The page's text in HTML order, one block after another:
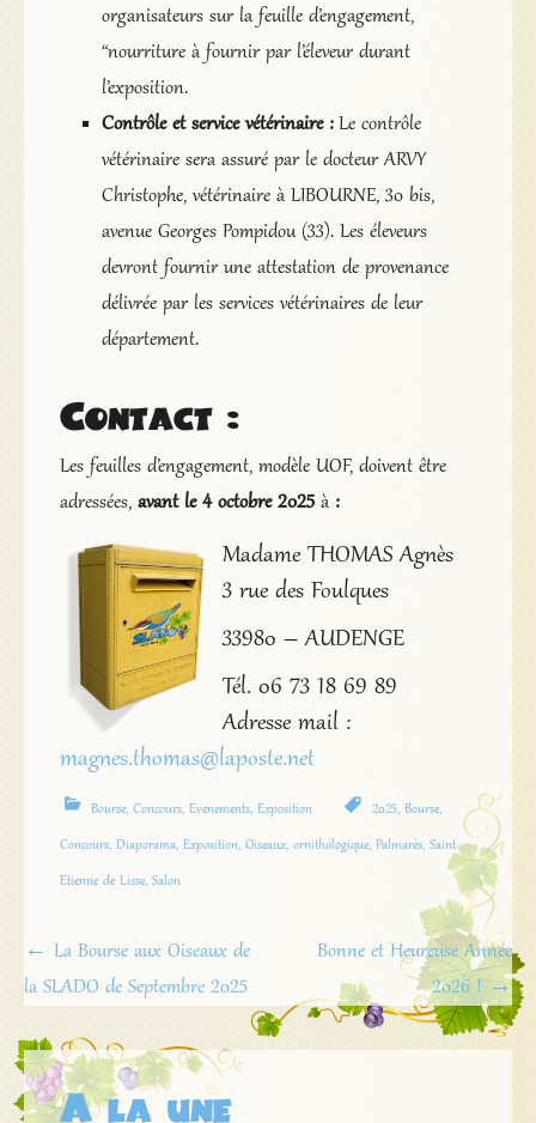
organisateurs sur la feuille d’engagement,
“nourriture à fournir par l’éleveur durant
l’exposition.
Contrôle et service vétérinaire :Le contrôle
vétérinaire sera assuré par le docteur ARVY
Christophe, vétérinaire à LIBOURNE, 30 bis,
avenue Georges Pompidou (33). Les éleveurs
devront fournir une attestation de provenance
délivrée par les services vétérinaires de leur
département.
Contact :
Les feuilles d’engagement, modèle UOF, doivent être
adressées, avant le 4 octobre 2025à:
Madame THOMAS Agnès
3 rue des Foulques
33980 – AUDENGE
Tél. 06 73 18 69 89
Adresse mail :
magnes.thomas@laposte.net
Bourse, Concours, Evenements, Exposition 2025, Bourse,
Concours, Diaporama, Exposition, Oiseaux, ornithologique, Palmarès, Saint
Etienne de Lisse, Salon
Navigation
de
l'article
← La Bourse aux Oiseaux de
la SLADO de Septembre 2025
Bonne et Heureuse Année
2026 ! →
A la une